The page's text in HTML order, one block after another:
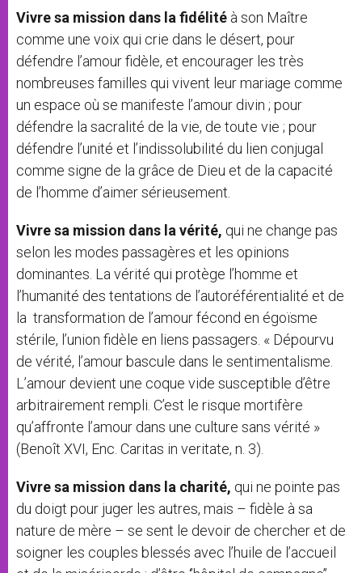
Vivre sa mission dans la fidélité à son Maître
comme une voix qui crie dans le désert, pour
défendre l’amour fidèle, et encourager les très
nombreuses familles qui vivent leur mariage comme
un espace où se manifeste l’amour divin ; pour
défendre la sacralité de la vie, de toute vie ; pour
défendre l’unité et l’indissolubilité du lien conjugal
comme signe de la grâce de Dieu et de la capacité
de l’homme d’aimer sérieusement.
Vivre sa mission dans la vérité, qui ne change pas
selon les modes passagères et les opinions
dominantes. La vérité qui protège l’homme et
l’humanité des tentations de l’autoréférentialité et de
la transformation de l’amour fécond en égoïsme
stérile, l’union fidèle en liens passagers. « Dépourvu
de vérité, l’amour bascule dans le sentimentalisme.
L’amour devient une coque vide susceptible d’être
arbitrairement rempli. C’est le risque mortifère
qu’affronte l’amour dans une culture sans vérité »
(Benoît XVI, Enc. Caritas in veritate, n. 3).
Vivre sa mission dans la charité, qui ne pointe pas
du doigt pour juger les autres, mais – fidèle à sa
nature de mère – se sent le devoir de chercher et de
soigner les couples blessés avec l’huile de l’accueil